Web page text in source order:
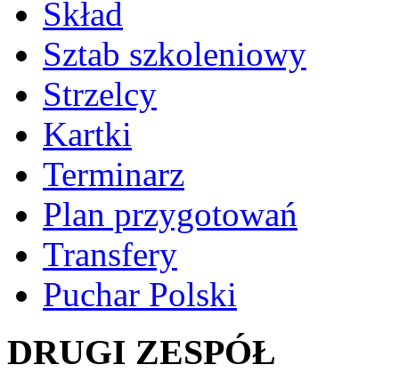
Skład
Sztab szkoleniowy
Strzelcy
Kartki
Terminarz
Plan przygotowań
Transfery
Puchar Polski
DRUGI ZESPÓŁ